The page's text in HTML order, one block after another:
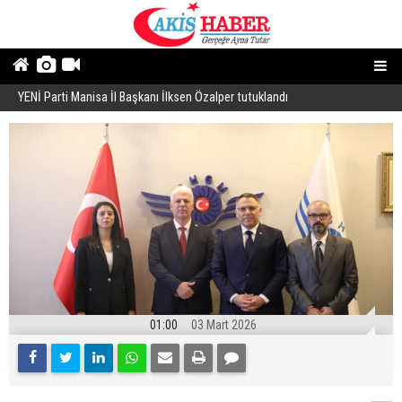
YENİ Parti Manisa İl Başkanı İlksen Özalper tutuklandı
01:00 03 Mart 2026